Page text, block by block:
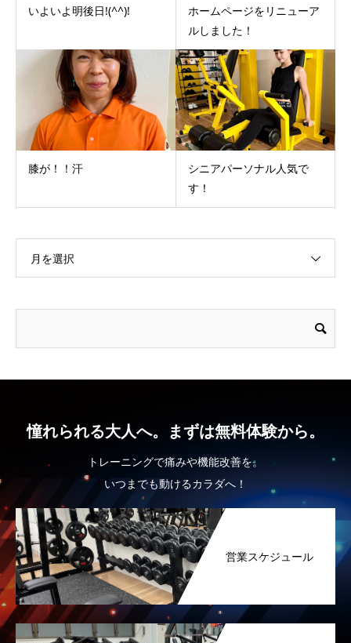
いよいよ明後日!(^^)!
ホームページをリニューア
ルしました！
膝が！！汗
シニアパーソナル人気で
す！
月を選択
憧れられる大人へ。まずは無料体験から。
トレーニングで痛みや機能改善を。
いつまでも動けるカラダへ！
営業スケジュール